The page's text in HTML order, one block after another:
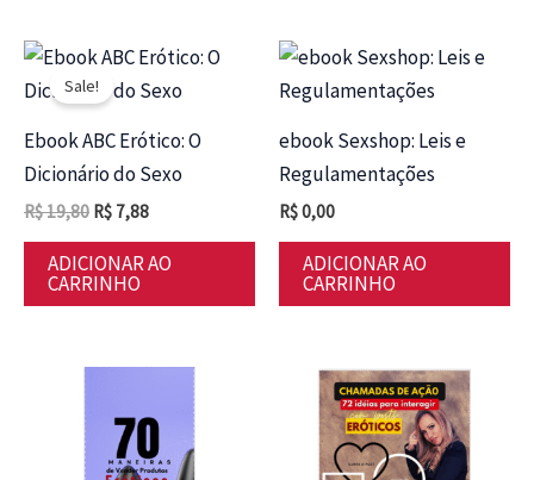
Sale!
Ebook ABC Erótico: O
Dicionário do Sexo
R$19,80 O
original
era:
R$ 19,80.
R$ 7,88O
atual
R$ 7,88.
ADICIONAR AO
CARRINHO
ebook Sexshop: Leis e
Regulamentações
R$0,00
ADICIONAR AO
CARRINHO